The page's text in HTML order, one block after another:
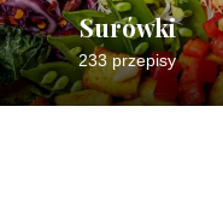
Surówki
233 przepisy